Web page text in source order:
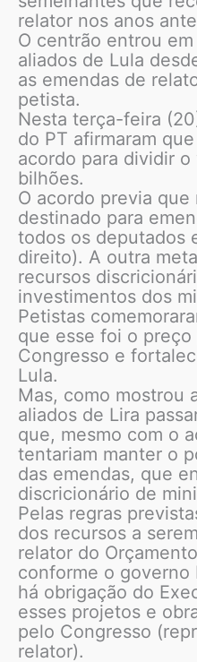
relator nos anos
O centrão entrou
aliados de Lula
as emendas de
petista.
Nesta terça-feira
do PT afirmaram
acordo para dividir o
bilhões.
O acordo previa
destinado para
todos os deputados
direito). A outra
recursos
investimentos dos
Petistas
que esse foi o
Congresso e
Lula.
Mas, como mostrou
aliados de Lira
que, mesmo com o
tentariam manter o
das emendas, que
discricionário de
Pelas regras
dos recursos a
relator do
conforme o governo
há obrigação do
esses projetos e
pelo Congresso
relator).